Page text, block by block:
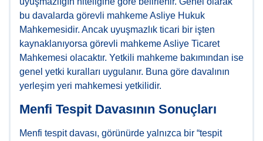
bu davalarda görevli mahkeme Asliye Hukuk
Mahkemesidir. Ancak uyuşmazlık ticari bir işten
kaynaklanıyorsa görevli mahkeme Asliye Ticaret
Mahkemesi olacaktır. Yetkili mahkeme bakımından ise
genel yetki kuralları uygulanır. Buna göre davalının
yerleşim yeri mahkemesi yetkilidir.
Menfi Tespit Davasının Sonuçları
Menfi tespit davası, görünürde yalnızca bir “tespit